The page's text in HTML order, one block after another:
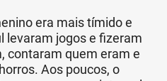
era mais tímido e
levaram jogos e fizeram
contaram quem eram e
Aos poucos, o